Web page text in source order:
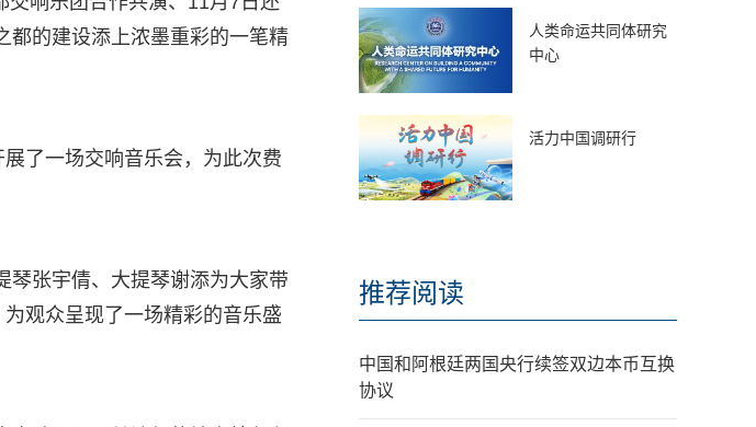
都的建设添上浓墨重彩的一笔精
了一场交响音乐会，为此次费
琴张宇倩、大提琴谢添为大家带
观众呈现了一场精彩的音乐盛
人类命运共同体研究
中心
活力中国调研行
推荐阅读
中国和阿根廷两国央行续签双边本币互换
协议